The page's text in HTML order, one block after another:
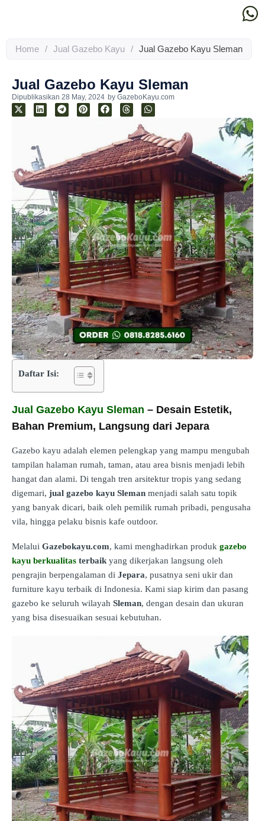
Home / Jual Gazebo Kayu / Jual Gazebo Kayu Sleman
Jual Gazebo Kayu Sleman
Dipublikasikan 28 May, 2024 by GazeboKayu.com
Daftar Isi:
Jual Gazebo Kayu Sleman – Desain Estetik,
Bahan Premium, Langsung dari Jepara
Gazebo kayu adalah elemen pelengkap yang mampu mengubah
tampilan halaman rumah, taman, atau area bisnis menjadi lebih
hangat dan alami. Di tengah tren arsitektur tropis yang sedang
digemari, jual gazebo kayu Sleman menjadi salah satu topik
yang banyak dicari, baik oleh pemilik rumah pribadi, pengusaha
vila, hingga pelaku bisnis kafe outdoor.
Melalui Gazebokayu.com, kami menghadirkan produk gazebo
kayu berkualitas terbaikyang dikerjakan langsung oleh
pengrajin berpengalaman di Jepara, pusatnya seni ukir dan
furniture kayu terbaik di Indonesia. Kami siap kirim dan pasang
gazebo ke seluruh wilayah Sleman, dengan desain dan ukuran
yang bisa disesuaikan sesuai kebutuhan.